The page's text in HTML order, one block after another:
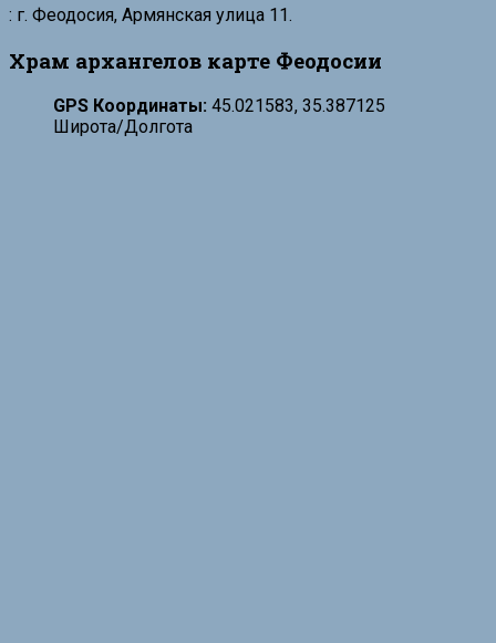
: г. Феодосия, Армянская улица 11.
Храм архангелов карте Феодосии
GPS Координаты: 45.021583, 35.387125
Широта/Долгота